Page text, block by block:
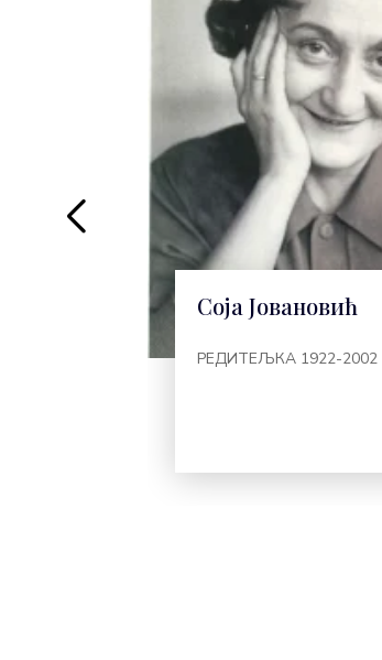
Соја Јовановић
РЕДИТЕЉКА 1922-2002